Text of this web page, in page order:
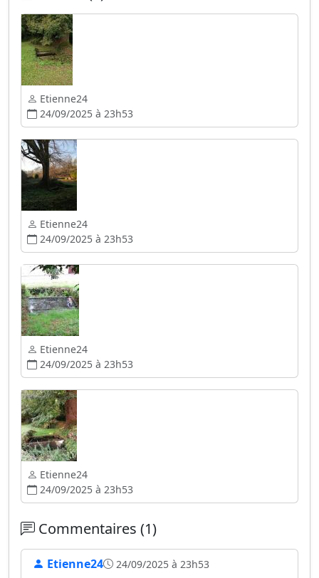
Etienne24
24/09/2025 à 23h53
Etienne24
24/09/2025 à 23h53
Etienne24
24/09/2025 à 23h53
Etienne24
24/09/2025 à 23h53
Commentaires (1)
Etienne24 24/09/2025 à 23h53